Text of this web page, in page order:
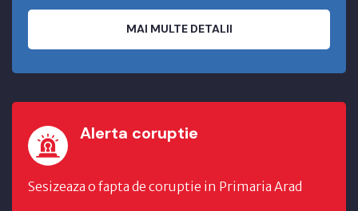
MAI MULTE DETALII
Alerta coruptie
Sesizeaza o fapta de coruptie in Primaria Arad